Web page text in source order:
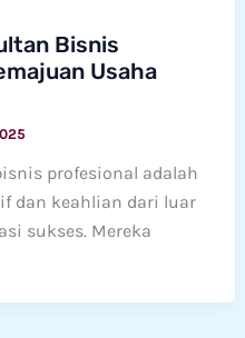
Bisnis
Usaha
profesional adalah
dan keahlian dari luar
sukses. Mereka